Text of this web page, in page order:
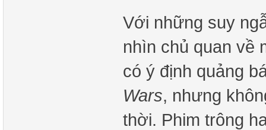
Với những suy
nhìn chủ quan về
có ý định quảng
Wars, nhưng
thời. Phim trông